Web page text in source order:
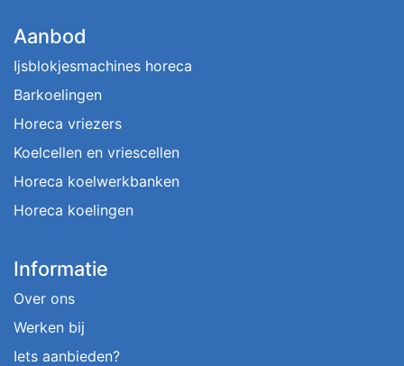
Aanbod
Ijsblokjesmachines horeca
Barkoelingen
Horeca vriezers
Koelcellen en vriescellen
Horeca koelwerkbanken
Horeca koelingen
Informatie
Over ons
Werken bij
Iets aanbieden?